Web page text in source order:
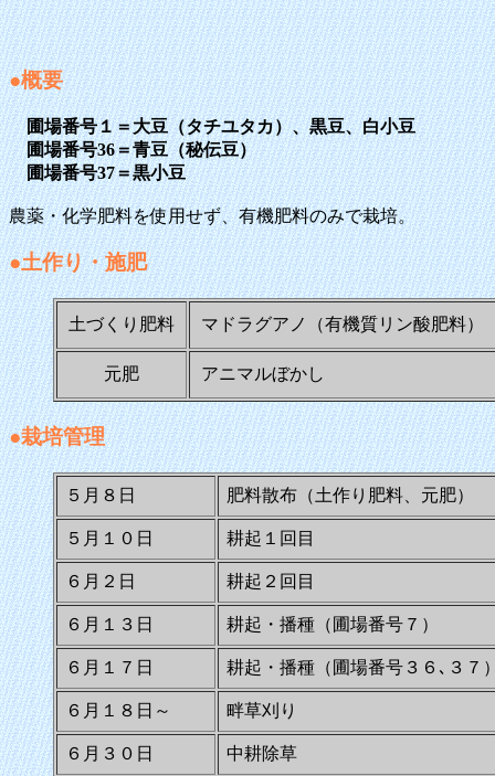
●概要
圃場番号１＝大豆（タチユタカ）、黒豆、白小豆
圃場番号36＝青豆（秘伝豆）
圃場番号37＝黒小豆
農薬・化学肥料を使用せず、有機肥料のみで栽培。
●土作り・施肥
土づくり肥料 マドラグアノ（有機質リン酸肥料）
元肥 アニマルぼかし
●栽培管理
５月８日 肥料散布（土作り肥料、元肥）
５月１０日 耕起１回目
６月２日 耕起２回目
６月１３日 耕起・播種（圃場番号７）
６月１７日 耕起・播種（圃場番号３６､３７
６月１８日～ 畔草刈り
６月３０日 中耕除草